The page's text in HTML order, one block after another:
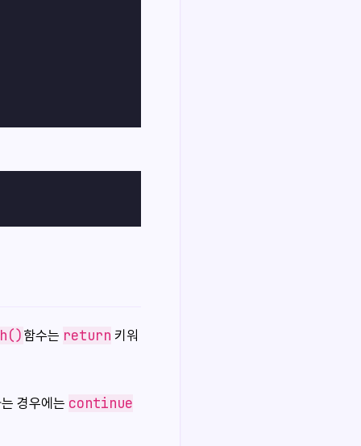
함수는 return 키워
경우에는 continue